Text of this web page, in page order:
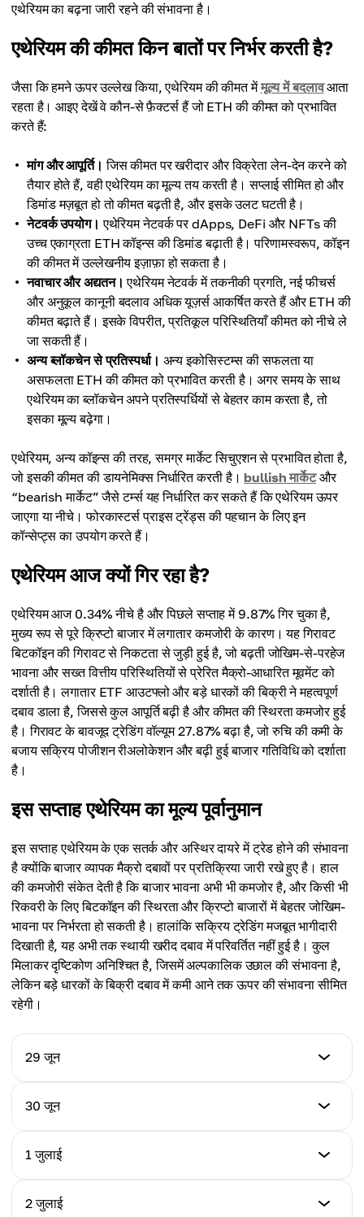
एथेरियम का बढ़ना जारी रहने की संभावना है।
एथेरियम की कीमत किन बातों पर निर्भर करती है?
जैसा कि हमने ऊपर उल्लेख किया, एथेरियम की कीमत मेंमूल्य में बदलावआता
रहता है। आइए देखें वे कौन-से फ़ैक्टर्स हैं जो ETH की कीमत को प्रभावित
करते हैं:
मांग और आपूर्ति। जिस कीमत पर खरीदार और विक्रेता लेन-देन करने को
तैयार होते हैं, वही एथेरियम का मूल्य तय करती है। सप्लाई सीमित हो और
डिमांड मज़बूत हो तो कीमत बढ़ती है, और इसके उलट घटती है।
नेटवर्क उपयोग। एथेरियम नेटवर्क पर dApps, DeFi और NFTs की
उच्च एकाग्रता ETH कॉइन्स की डिमांड बढ़ाती है। परिणामस्वरूप, कॉइन
की कीमत में उल्लेखनीय इज़ाफ़ा हो सकता है।
नवाचार और अद्यतन। एथेरियम नेटवर्क में तकनीकी प्रगति, नई फीचर्स
और अनुकूल कानूनी बदलाव अधिक यूज़र्स आकर्षित करते हैं और ETH की
कीमत बढ़ाते हैं। इसके विपरीत, प्रतिकूल परिस्थितियाँ कीमत को नीचे ले
जा सकती हैं।
अन्य ब्लॉकचेन से प्रतिस्पर्धा। अन्य इकोसिस्टम्स की सफलता या
असफलता ETH की कीमत को प्रभावित करती है। अगर समय के साथ
एथेरियम का ब्लॉकचेन अपने प्रतिस्पर्धियों से बेहतर काम करता है, तो
इसका मूल्य बढ़ेगा।
एथेरियम, अन्य कॉइन्स की तरह, समग्र मार्केट सिचुएशन से प्रभावित होता है,
जो इसकी कीमत की डायनेमिक्स निर्धारित करती है।bullish मार्केटऔर
“bearish मार्केट” जैसे टर्म्स यह निर्धारित कर सकते हैं कि एथेरियम ऊपर
जाएगा या नीचे। फोरकास्टर्स प्राइस ट्रेंड्स की पहचान के लिए इन
कॉन्सेप्ट्स का उपयोग करते हैं।
एथेरियम आज क्यों गिर रहा है?
एथेरियम आज 0.34% नीचे है और पिछले सप्ताह में 9.87% गिर चुका है,
मुख्य रूप से पूरे क्रिप्टो बाजार में लगातार कमजोरी के कारण। यह गिरावट
बिटकॉइन की गिरावट से निकटता से जुड़ी हुई है, जो बढ़ती जोखिम-से-परहेज
भावना और सख्त वित्तीय परिस्थितियों से प्रेरित मैक्रो-आधारित मूवमेंट को
दर्शाती है। लगातार ETF आउटफ्लो और बड़े धारकों की बिक्री ने महत्वपूर्ण
दबाव डाला है, जिससे कुल आपूर्ति बढ़ी है और कीमत की स्थिरता कमजोर हुई
है। गिरावट के बावजूद ट्रेडिंग वॉल्यूम 27.87% बढ़ा है, जो रुचि की कमी के
बजाय सक्रिय पोजीशन रीअलोकेशन और बढ़ी हुई बाजार गतिविधि को दर्शाता
है।
इस सप्ताह एथेरियम का मूल्य पूर्वानुमान
इस सप्ताह एथेरियम के एक सतर्क और अस्थिर दायरे में ट्रेड होने की संभावना
है क्योंकि बाजार व्यापक मैक्रो दबावों पर प्रतिक्रिया जारी रखे हुए है। हाल
की कमजोरी संकेत देती है कि बाजार भावना अभी भी कमजोर है, और किसी भी
रिकवरी के लिए बिटकॉइन की स्थिरता और क्रिप्टो बाजारों में बेहतर जोखिम-
भावना पर निर्भरता हो सकती है। हालांकि सक्रिय ट्रेडिंग मजबूत भागीदारी
दिखाती है, यह अभी तक स्थायी खरीद दबाव में परिवर्तित नहीं हुई है। कुल
मिलाकर दृष्टिकोण अनिश्चित है, जिसमें अल्पकालिक उछाल की संभावना है,
लेकिन बड़े धारकों के बिक्री दबाव में कमी आने तक ऊपर की संभावना सीमित
रहेगी।
29 जून
कीमत (USD)
दैनिक परिवर्तन %
30 जून
कीमत (USD)
$1,565.41
दैनिक परिवर्तन %
1 जुलाई
कीमत (USD)
2 जुलाई